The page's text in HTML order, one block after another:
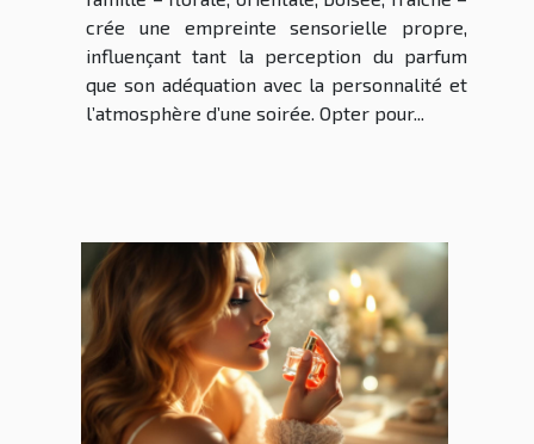
crée une empreinte sensorielle propre,
influençant tant la perception du parfum
que son adéquation avec la personnalité et
l’atmosphère d’une soirée. Opter pour...